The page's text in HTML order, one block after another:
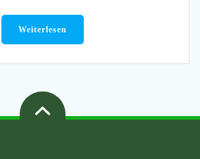
Weiterlesen